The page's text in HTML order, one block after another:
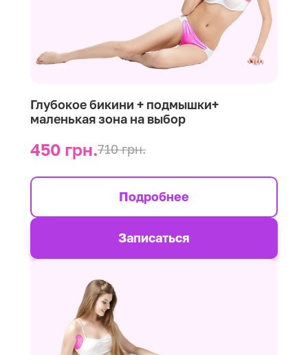
Глубокое бикини + подмышки+
маленькая зона на выбор
450 грн.710 грн.
Подробнее
Записаться